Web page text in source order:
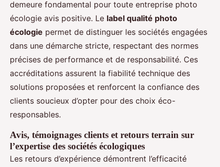
demeure fondamental pour toute entreprise photo
écologie avis positive. Le label qualité photo
écologie permet de distinguer les sociétés engagées
dans une démarche stricte, respectant des normes
précises de performance et de responsabilité. Ces
accréditations assurent la fiabilité technique des
solutions proposées et renforcent la confiance des
clients soucieux d’opter pour des choix éco-
responsables.
Avis, témoignages clients et retours terrain sur
l’expertise des sociétés écologiques
Les retours d’expérience démontrent l’efficacité